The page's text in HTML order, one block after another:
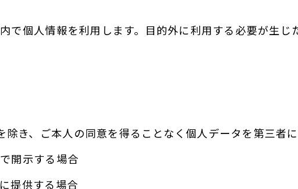
で個人情報を利用します。目的外に利用する必要が生じ
き、ご本人の同意を得ることなく個人データを第三者
開示する場合
提供する場合